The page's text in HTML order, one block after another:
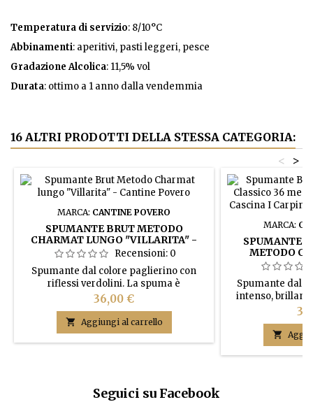
Temperatura di servizio: 8/10°C
Abbinamenti: aperitivi, pasti leggeri, pesce
Gradazione Alcolica: 11,5% vol
Durata: ottimo a 1 anno dalla vendemmia
16 ALTRI PRODOTTI DELLA STESSA CATEGORIA:
>
<
MARCA: CANTINE POVERO
SPUMANTE BRUT METODO
CHARMAT LUNGO "VILLARITA" -
CANTINE POVERO
Recensioni: 0
Spumante dal colore paglierino con
riflessi verdolini. La spuma è
vivacissima, il perlage a grana molto
fine e persistente. Il bouquet è intenso e
minerale, il sapore secco e fresco.
Prezzo
36,00 €
 Aggiungi al carrello
MARCA:
SPUMANTE
METODO
"CHIAROR SUL
CARPINI
Spumante dal
intenso,
perlage
persistente.
sfumato
nota fruttata
piacevoli

Seguici su Facebook